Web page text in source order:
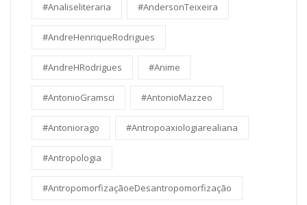
#Analiseliteraria #AndersonTeixeira
#AndreHenriqueRodrigues
#AndreHRodrigues #Anime
#AntonioGramsci #AntonioMazzeo
#Antoniorago #Antropoaxiologiarealiana
#Antropologia
#AntropomorfizaçãoeDesantropomorfização